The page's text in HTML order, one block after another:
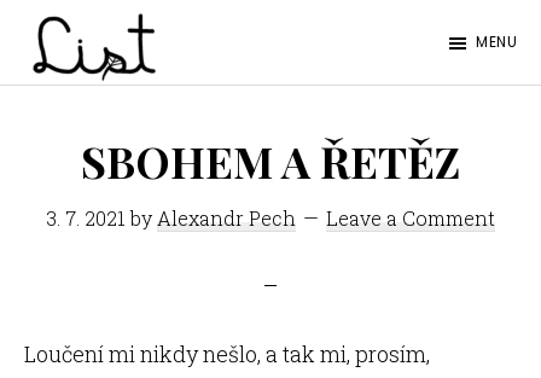
Skip
Skip
LIST
časopis
SŠPGHS
Litoměřice
MENU
SBOHEM A ŘETĚZ
3. 7. 2021 by Alexandr Pech Leave a Comment
Loučení mi nikdy nešlo, a tak mi, prosím,